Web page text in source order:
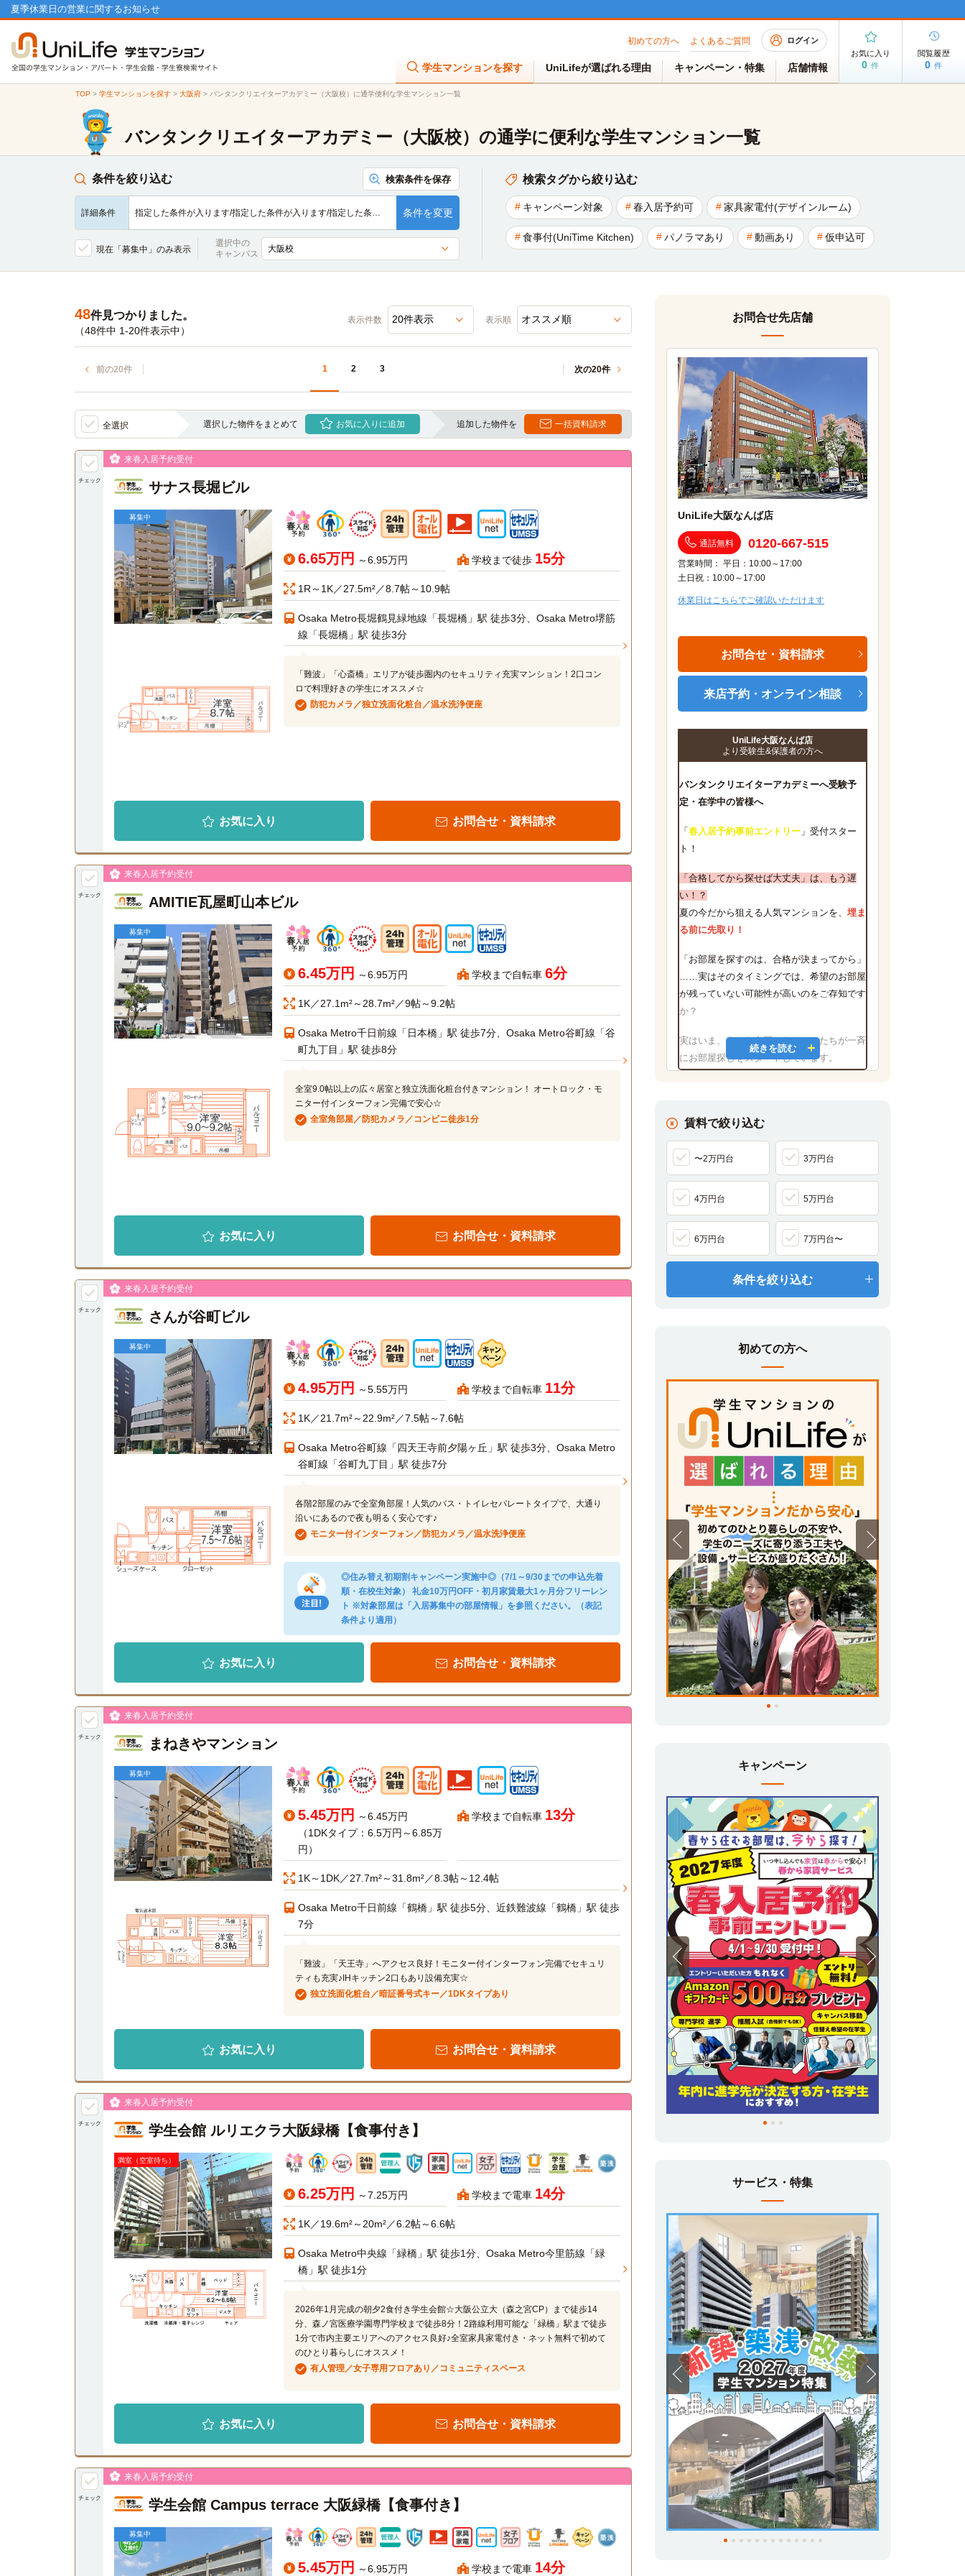
夏季休業日の営業に関するお知らせ
初めての方へ よくあるご質問 ログイン
学生マンションを探す UniLifeが選ばれる理由 キャンペーン・特集 店舗情報
お気に入り
0 件
閲覧履歴
0 件
TOP > 学生マンションを探す> 大阪府> バンタンクリエイターアカデミー（大阪校）に通学便利な学生マンション一覧
バンタンクリエイターアカデミー（大阪校）の通学に便利な学生マンション一覧
条件を絞り込む 検索条件を保存
詳細条件 指定した条件が入ります/指定した条件が入ります/指定した条… 条件を変更
現在「募集中」のみ表示
選択中の
キャンパス
検索タグから絞り込む
キャンペーン対象 春入居予約可 家具家電付(デザインルーム)
食事付(UniTime Kitchen) パノラマあり 動画あり 仮申込可
48件見つかりました。
（48件中 1-20件表示中）
表示件数 表示順
前の20件 1 2 3 次の20件
全選択 選択した物件をまとめて お気に入りに追加 追加した物件を 一括資料請求
チェック
来春入居予約受付
サナス長堀ビル
募集中
6.65万円 ～6.95万円 学校まで徒歩 15分
1R～1K／27.5m²／8.7帖～10.9帖
Osaka Metro長堀鶴見緑地線「長堀橋」駅 徒歩3分、Osaka Metro堺筋
線「長堀橋」駅 徒歩3分
「難波」「心斎橋」エリアが徒歩圏内のセキュリティ充実マンション！2口コン
ロで料理好きの学生にオススメ☆
防犯カメラ／独立洗面化粧台／温水洗浄便座
お気に入り お問合せ・資料請求
チェック
来春入居予約受付
AMITIE瓦屋町山本ビル
募集中
6.45万円 ～6.95万円 学校まで自転車 6分
1K／27.1m²～28.7m²／9帖～9.2帖
Osaka Metro千日前線「日本橋」駅 徒歩7分、Osaka Metro谷町線「谷
町九丁目」駅 徒歩8分
全室9.0帖以上の広々居室と独立洗面化粧台付きマンション！ オートロック・モ
ニター付インターフォン完備で安心☆
全室角部屋／防犯カメラ／コンビニ徒歩1分
お気に入り お問合せ・資料請求
チェック
来春入居予約受付
さんが谷町ビル
募集中
4.95万円 ～5.55万円 学校まで自転車 11分
1K／21.7m²～22.9m²／7.5帖～7.6帖
Osaka Metro谷町線「四天王寺前夕陽ヶ丘」駅 徒歩3分、Osaka Metro
谷町線「谷町九丁目」駅 徒歩7分
各階2部屋のみで全室角部屋！人気のバス・トイレセパレートタイプで、大通り
沿いにあるので夜も明るく安心です♪
モニター付インターフォン／防犯カメラ／温水洗浄便座
◎住み替え初期割キャンペーン実施中◎（7/1～9/30までの申込先着
順・在校生対象） 礼金10万円OFF・初月家賃最大1ヶ月分フリーレン
ト ※対象部屋は「入居募集中の部屋情報」を参照ください。（表記
条件より適用）
お気に入り お問合せ・資料請求
チェック
来春入居予約受付
まねきやマンション
募集中
5.45万円
～6.45万円
（1DKタイプ：6.5万円～6.85万
円）
学校まで自転車 13分
1K～1DK／27.7m²～31.8m²／8.3帖～12.4帖
Osaka Metro千日前線「鶴橋」駅 徒歩5分、近鉄難波線「鶴橋」駅 徒歩
7分
「難波」「天王寺」へアクセス良好！モニター付インターフォン完備でセキュリ
ティも充実♪IHキッチン2口もあり設備充実☆
独立洗面化粧台／暗証番号式キー／1DKタイプあり
お気に入り お問合せ・資料請求
チェック
来春入居予約受付
学生会館 ルリエクラ大阪緑橋【食事付き】
満室（空室待ち）
6.25万円 ～7.25万円 学校まで電車 14分
1K／19.6m²～20m²／6.2帖～6.6帖
Osaka Metro中央線「緑橋」駅 徒歩1分、Osaka Metro今里筋線「緑
橋」駅 徒歩1分
2026年1月完成の朝夕2食付き学生会館☆大阪公立大（森之宮CP）まで徒歩14
分、森ノ宮医療学園専門学校まで徒歩8分！2路線利用可能な「緑橋」駅まで徒歩
1分で市内主要エリアへのアクセス良好♪全室家具家電付き・ネット無料で初めて
のひとり暮らしにオススメ！
有人管理／女子専用フロアあり／コミュニティスペース
お気に入り お問合せ・資料請求
チェック
来春入居予約受付
学生会館 Campus terrace 大阪緑橋【食事付き】
募集中
5.45万円 ～6.95万円 学校まで電車 14分
お問合せ先店舗
UniLife大阪なんば店
通話無料 0120-667-515
営業時間： 平日：10:00～17:00
土日祝：10:00～17:00
休業日はこちらでご確認いただけます
お問合せ・資料請求
来店予約・オンライン相談
UniLife大阪なんば店
より受験生&保護者の方へ
バンタンクリエイターアカデミーへ受験予
定・在学中の皆様へ
「 春入居予約事前エントリー 」受付スター
ト！
「合格してから探せば大丈夫」は、もう遅
い！？
夏の今だから狙える人気マンションを、 埋ま
る前に先取り！
「お部屋を探すのは、合格が決まってから」
……実はそのタイミングでは、希望のお部屋
が残っていない可能性が高いのをご存知です
か？
実はいま、春から全国のライバルたちが一斉
にお部屋探しをスタートしています。
いるケースが毎年後を絶ちません。
「合格が決まったからお部屋探しに行ってみ
たら、良い物件が全部埋まっていた…」と後
悔する前に。
豊富な選択肢があるこの夏のうちに、
UniLifeの「春入居予約事前エントリー」で
理想のお部屋をキープしませんか？
✨ 秋に埋まる前に！夏に「事前エントリ
ー」しておくべき
つのメリット
人気の高いマンションや通学に便利な好立地
す。
2.キャンセル料は「完全
」だからノー
リスク！
万が一、進路変更や不合格となった場合でも
キャンセル料は一切かかりません。費用面の
リスクゼロで、今のうちに一番良い部屋を押
さえておくことが可能です。
📢 夏の紹介が始まった今が、一番選べるラ
ストチャンス！
秋になってから焦って妥協したお部屋を選ぶ
か、夏の今、最高条件のお部屋を押さえて余
裕を持って秋を迎えるか――。
人気物件が埋まってしまう前に、まずは一番
条件の良いお部屋をキープしておきましょ
う！
対象物件の詳細やオンラインでの相談・お手
学生マンション体験宿泊、受付中！
実際にお住まい頂くUniLifeの学生マンショ
ンにて、一人暮らし体験ができます♪オープ
ンキャンパスや学校説明会で大阪に来られた
際に是非ご利用ください！ご家族や友人と宿
泊してもよし、もちろん1人で宿泊してもよ
し無料で学生マンションに宿泊できるチャン
スは今だけ！
・通学時間を短縮したい
・家具家電付きにグレードアップしたい
通学のストレスを無くして、最高のキャンパ
スライフを！
UniLife大阪なんば店では「安心・快適」な
学生生活を送っていただけるよう多種多様の
マンションをご用意しております。
・家具家電付きデザインルーム
・食事付き学生マンション・学生会館特
集
・新築・築浅・改装マンション特集
・女子専用マンション
・ユニライフの学生会館
続きを読む
賃料で絞り込む
〜2万円台 3万円台
4万円台 5万円台
6万円台 7万円台〜
条件を絞り込む
初めての方へ
キャンペーン
サービス・特集